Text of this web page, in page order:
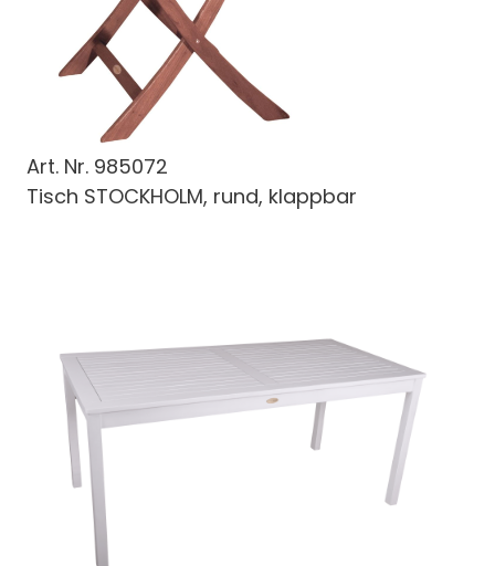
Art. Nr. 985072
Tisch STOCKHOLM, rund, klappbar